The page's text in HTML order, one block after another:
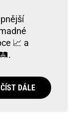
📈 a
🛤️.
ČÍST DÁLE